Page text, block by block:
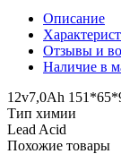
Описание
Отзывы и
Наличие в
12v7,0Ah
Тип химии
Lead Acid
Похожие товары